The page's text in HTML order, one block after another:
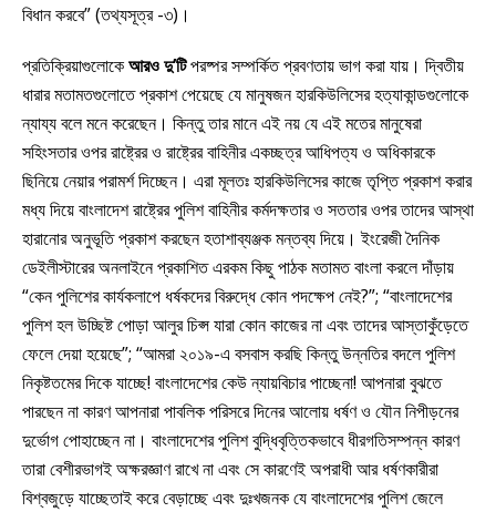
বিধান করবে” (তথ্যসূত্র -৩)।
প্রতিক্রিয়াগুলোকেআরও দু’টিপরষ্পর সম্পর্কিত প্রবণতায় ভাগ করা যায়। দ্বিতীয়
ধারার মতামতগুলোতে প্রকাশ পেয়েছে যে মানুষজন হারকিউলিসের হত্যাকান্ডগুলোকে
ন্যায্য বলে মনে করেছেন। কিন্তু তার মানে এই নয় যে এই মতের মানুষেরা
সহিংসতার ওপর রাষ্ট্রের ও রাষ্ট্রের বাহিনীর একচ্ছত্র আধিপত্য ও অধিকারকে
ছিনিয়ে নেয়ার পরামর্শ দিচ্ছেন। এরা মূলতঃ হারকিউলিসের কাজে তৃপ্তি প্রকাশ করার
মধ্য দিয়ে বাংলাদেশ রাষ্ট্রের পুলিশ বাহিনীর কর্মদক্ষতার ও সততার ওপর তাদের আস্থা
হারানোর অনুভূতি প্রকাশ করছেন হতাশাব্যঞ্জক মন্তব্য দিয়ে। ইংরেজী দৈনিক
ডেইলীস্টারের অনলাইনে প্রকাশিত এরকম কিছু পাঠক মতামত বাংলা করলে দাঁড়ায়
“কেন পুলিশের কার্যকলাপে ধর্ষকদের বিরুদ্ধে কোন পদক্ষেপ নেই?”; “বাংলাদেশের
পুলিশ হল উচ্ছিষ্ট পোড়া আলুর চিপ্স যারা কোন কাজের না এবং তাদের আস্তাকুঁড়েতে
ফেলে দেয়া হয়েছে”; “আমরা ২০১৯-এ বসবাস করছি কিন্তু উন্নতির বদলে পুলিশ
নিকৃষ্টতমের দিকে যাচ্ছে! বাংলাদেশের কেউ ন্যায়বিচার পাচ্ছেনা! আপনারা বুঝতে
পারছেন না কারণ আপনারা পাবলিক পরিসরে দিনের আলোয় ধর্ষণ ও যৌন নিপীড়নের
দুর্ভোগ পোহাচ্ছেন না। বাংলাদেশের পুলিশ বুদ্ধিবৃত্তিকভাবে ধীরগতিসম্পন্ন কারণ
তারা বেশীরভাগই অক্ষরজ্ঞাণ রাখে না এবং সে কারণেই অপরাধী আর ধর্ষণকারীরা
বিশ্বজুড়ে যাচ্ছেতাই করে বেড়াচ্ছে এবং দুঃখজনক যে বাংলাদেশের পুলিশ জেলে